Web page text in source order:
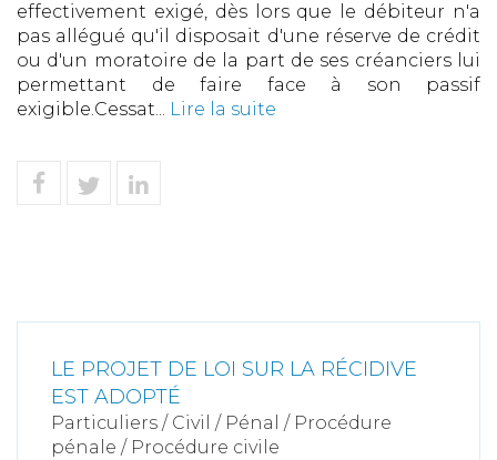
effectivement exigé, dès lors que le débiteur n'a
pas allégué qu'il disposait d'une réserve de crédit
ou d'un moratoire de la part de ses créanciers lui
permettant de faire face à son passif
exigible.Cessat... Lire la suite
LE PROJET DE LOI SUR LA RÉCIDIVE
EST ADOPTÉ
Particuliers / Civil / Pénal / Procédure
pénale / Procédure civile